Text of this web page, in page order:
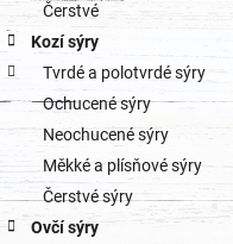
Čerstvé
Kozí sýry
Tvrdé a polotvrdé sýry
Ochucené sýry
Neochucené sýry
Měkké a plísňové sýry
Čerstvé sýry
Ovčí sýry